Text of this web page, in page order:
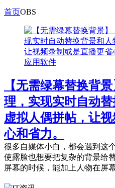
首页OBS
应用软件
【无需绿幕替换背
理，实现实时自动
虚拟人偶拼帖，让
心和省力。
很多自媒体小白，都会遇到这
使露脸也想要把复杂的背景给
屏幕的时候，能加上人物在屏